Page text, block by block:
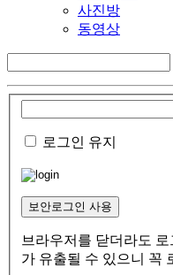
사진방
동영상
로그인 유지
보안로그인 사용
브라우저를 닫더라도
가 유출될 수 있으니 꼭